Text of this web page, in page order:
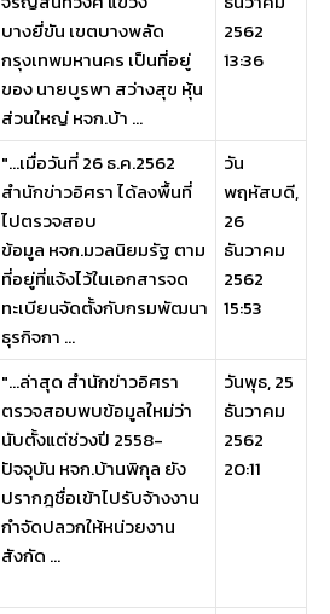
บางยี่ขัน เขตบางพลัด
กรุงเทพมหานคร เป็นที่อยู่
ของ นายบูรพา สว่างสุข หุ้น
ส่วนใหญ่ หจก.บ้า ...
2562
13:36
"...เมื่อวันที่ 26 ธ.ค.2562
สำนักข่าวอิศรา ได้ลงพื้นที่
ไปตรวจสอบ
ข้อมูล หจก.มวลนิยมรัฐ ตาม
ที่อยู่ที่แจ้งไว้ในเอกสารจด
ทะเบียนจัดตั้งกับกรมพัฒนา
ธุรกิจกา ...
วัน
พฤหัสบดี,
26
ธันวาคม
2562
15:53
"...ล่าสุด สำนักข่าวอิศรา
ตรวจสอบพบข้อมูลใหม่ว่า
นับตั้งแต่ช่วงปี 2558-
ปัจจุบัน หจก.บ้านพิกุล ยัง
ปรากฎชื่อเข้าไปรับจ้างงาน
กำจัดปลวกให้หน่วยงาน
สังกัด ...
วันพุธ, 25
ธันวาคม
2562
20:11